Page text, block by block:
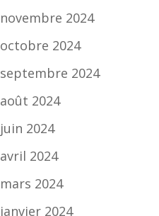
novembre 2024
octobre 2024
septembre 2024
août 2024
juin 2024
avril 2024
mars 2024
janvier 2024